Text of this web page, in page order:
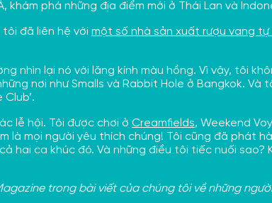
khám phá những địa điểm mới ở Thái Lan và
tôi đã liên hệ với một số nhà sản xuất rượu vang tự
nhìn lại nó với lăng kính màu hồng. Vì vậy, tôi
nơi như Smalls và Rabbit Hole ở Bangkok. Và
lễ hội. Tôi được chơi ở Creamfields, Weekend
là mọi người yêu thích chúng! Tôi cũng đã phát
hai ca khúc đó. Và những điều tôi tiếc nuối
trong bài viết của chúng tôi về những